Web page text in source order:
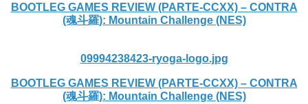
BOOTLEG GAMES REVIEW (PARTE-CCXX) – CONTRA
(魂斗羅): Mountain Challenge (NES)
09994238423-ryoga-logo.jpg
BOOTLEG GAMES REVIEW (PARTE-CCXX) – CONTRA
(魂斗羅): Mountain Challenge (NES)